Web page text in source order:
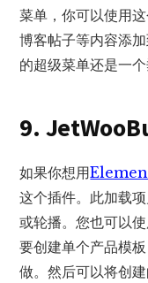
菜单，你可以使用
博客帖子等内容添
的超级菜单还是一个
9.
如果你想用
这个插件。此加载
或轮播。您也可以
要创建单个产品模
做。然后可以将创